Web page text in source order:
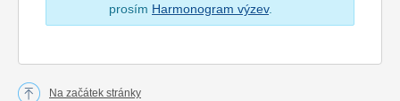
prosím Harmonogram výzev.
Na začátek stránky